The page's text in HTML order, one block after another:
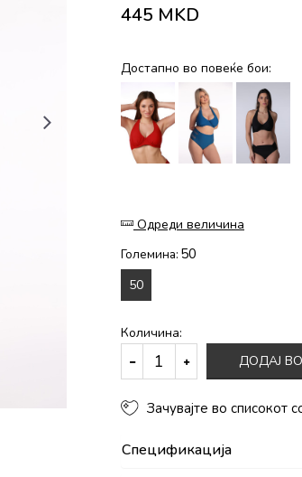
445 MKD
Достапно во повеќе бои:
Одреди величина
Големина: 50
50
Количина:
ДОДАЈ
Зачувајте во списокот
Спецификација